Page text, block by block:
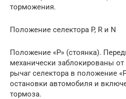
торможения.
Положение селектора P, R и N
Положение «Р» (стоянка).
механически заблокированы
рычаг селектора в положение
остановки автомобиля и
тормоза.